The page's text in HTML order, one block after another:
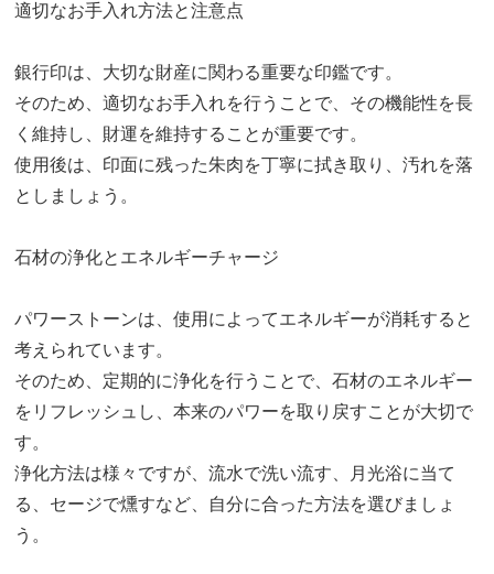
適切なお手入れ方法と注意点
銀行印は、大切な財産に関わる重要な印鑑です。
そのため、適切なお手入れを行うことで、その機能性を長
く維持し、財運を維持することが重要です。
使用後は、印面に残った朱肉を丁寧に拭き取り、汚れを落
としましょう。
石材の浄化とエネルギーチャージ
パワーストーンは、使用によってエネルギーが消耗すると
考えられています。
そのため、定期的に浄化を行うことで、石材のエネルギー
をリフレッシュし、本来のパワーを取り戻すことが大切で
す。
浄化方法は様々ですが、流水で洗い流す、月光浴に当て
る、セージで燻すなど、自分に合った方法を選びましょ
う。